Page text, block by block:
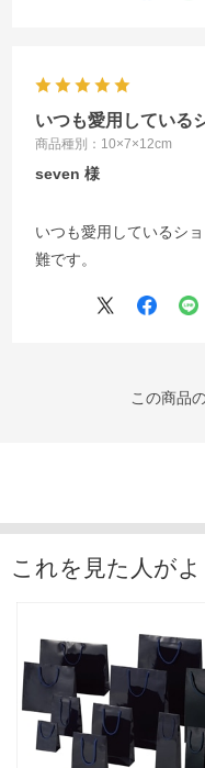
いつも愛用している
商品種別：10×7×12cm
seven
いつも愛用しているシ
難です。
この商品
これを見た人が